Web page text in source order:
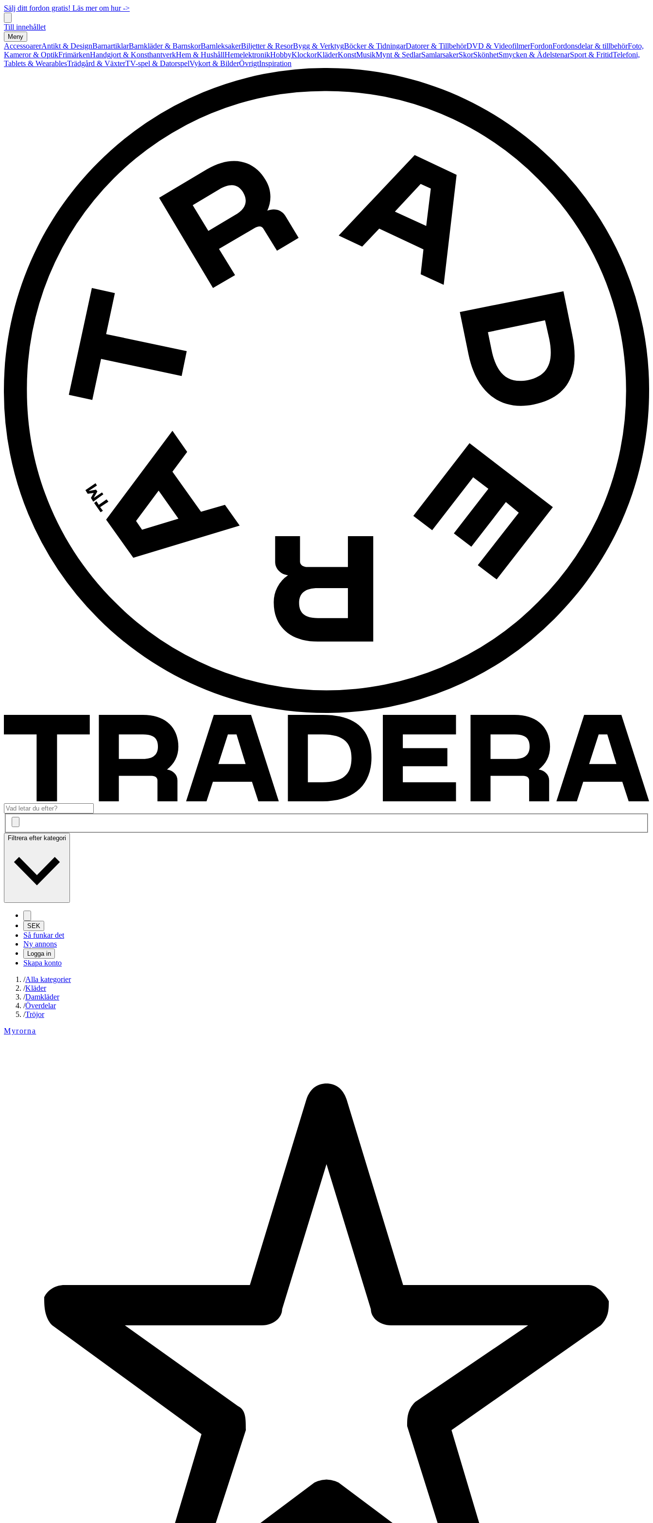
Sälj ditt fordon gratis! Läs mer om hur ->
Till innehållet
Meny
AccessoarerAntikt & DesignBarnartiklarBarnkläder & BarnskorBarnleksakerBiljetter & ResorBygg & VerktygBöcker & TidningarDatorer & TillbehörDVD & VideofilmerFordonFordonsdelar & tillbehörFoto,
Kameror & OptikFrimärkenHandgjort & KonsthantverkHem & HushållHemelektronikHobbyKlockorKläderKonstMusikMynt & SedlarSamlarsakerSkorSkönhetSmycken & ÄdelstenarSport & FritidTelefoni,
Tablets & WearablesTrädgård & VäxterTV-spel & DatorspelVykort & BilderÖvrigtInspiration
Filtrera efter kategori
SEK
Så funkar det
Ny annons
Logga in
Skapa konto
/Alla kategorier
/Kläder
/Damkläder
/Överdelar
/Tröjor
Myrorna